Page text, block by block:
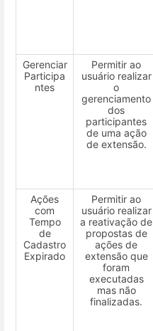
Gerenciar
Participa
ntes
Permitir ao
usuário realizar
o
gerenciamento
dos
participantes
de uma ação
de extensão.
Ações
com
Tempo
de
Cadastro
Expirado
Permitir ao
usuário realizar
a reativação de
propostas de
ações de
extensão que
foram
executadas
mas não
finalizadas.